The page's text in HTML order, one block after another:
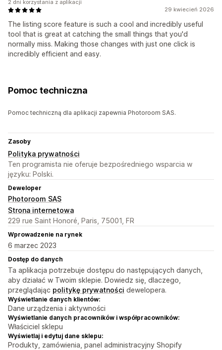
29 kwiecień 2026
The listing score feature is such a cool and incredibly useful
tool that is great at catching the small things that you'd
normally miss. Making those changes with just one click is
incredibly efficient and easy.
2 dni korzystania z aplikacji
Pomoc techniczna
Pomoc techniczną dla aplikacji zapewnia Photoroom SAS.
Zasoby
Polityka prywatności
Ten programista nie oferuje bezpośredniego wsparcia w
języku: Polski.
Deweloper
Photoroom SAS
Strona internetowa
229 rue Saint Honoré, Paris, 75001, FR
Wprowadzenie na rynek
6 marzec 2023
Dostęp do danych
Ta aplikacja potrzebuje dostępu do następujących danych,
aby działać w Twoim sklepie. Dowiedz się, dlaczego,
przeglądając politykę prywatności dewelopera.
Wyświetlanie danych klientów:
Dane urządzenia i aktywności
Wyświetlanie danych pracowników i współpracowników:
Właściciel sklepu
Wyświetlaj i edytuj dane sklepu:
Produkty, zamówienia, panel administracyjny Shopify